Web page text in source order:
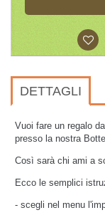
DETTAGLI
Vuoi fare un regalo
presso la nostra
Così sarà chi ami a
Ecco le semplici
- scegli nel menu